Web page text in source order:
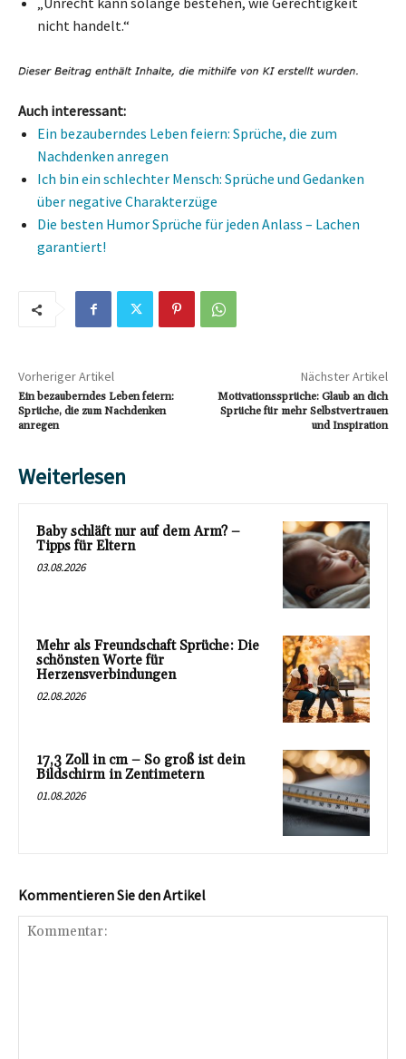
nicht handelt.“
Auch interessant:
Ein bezauberndes Leben feiern: Sprüche, die zum
Nachdenken anregen
Ich bin ein schlechter Mensch: Sprüche und Gedanken
über negative Charakterzüge
Die besten Humor Sprüche für jeden Anlass – Lachen
garantiert!
Vorheriger Artikel
Ein bezauberndes Leben feiern:
Sprüche, die zum Nachdenken
anregen
Nächster Artikel
Motivationssprüche: Glaub an dich
Sprüche für mehr Selbstvertrauen
und Inspiration
Weiterlesen
Baby schläft nur auf dem Arm? –
Tipps für Eltern
03.08.2026
Mehr als Freundschaft Sprüche: Die
schönsten Worte für
Herzensverbindungen
02.08.2026
17,3 Zoll in cm – So groß ist dein
Bildschirm in Zentimetern
01.08.2026
Kommentieren Sie den Artikel